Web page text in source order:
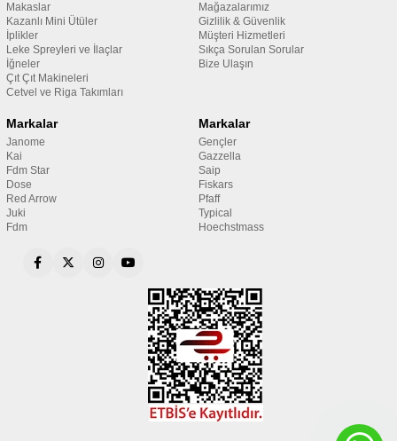
Makaslar
Kazanlı Mini Ütüler
İplikler
Leke Spreyleri ve İlaçlar
İğneler
Çıt Çıt Makineleri
Cetvel ve Riga Takımları
Mağazalarımız
Gizlilik & Güvenlik
Müşteri Hizmetleri
Sıkça Sorulan Sorular
Bize Ulaşın
Markalar
Janome
Kai
Fdm Star
Dose
Red Arrow
Juki
Fdm
Markalar
Gençler
Gazzella
Saip
Fiskars
Pfaff
Typical
Hoechstmass